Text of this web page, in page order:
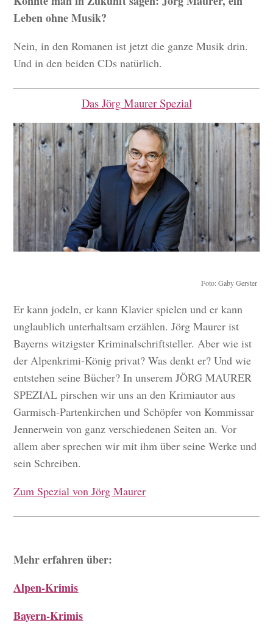
Leben ohne Musik?
Nein, in den Romanen ist jetzt die ganze Musik drin.
Und in den beiden CDs natürlich.
Das Jörg Maurer Spezial
Foto: Gaby Gerster
Er kann jodeln, er kann Klavier spielen und er kann
unglaublich unterhaltsam erzählen. Jörg Maurer ist
Bayerns witzigster Kriminalschriftsteller. Aber wie ist
der Alpenkrimi-König privat? Was denkt er? Und wie
entstehen seine Bücher? In unserem JÖRG MAURER
SPEZIAL pirschen wir uns an den Krimiautor aus
Garmisch-Partenkirchen und Schöpfer von Kommissar
Jennerwein von ganz verschiedenen Seiten an. Vor
allem aber sprechen wir mit ihm über seine Werke und
sein Schreiben.
Zum Spezial von Jörg Maurer
Mehr erfahren über:
Alpen-Krimis
Bayern-Krimis